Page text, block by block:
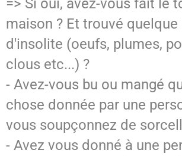
=> Si oui, avez-vous fait le
maison ? Et trouvé quelque
d'insolite (oeufs, plumes,
clous etc...) ?
- Avez-vous bu ou mangé
chose donnée par une
vous soupçonnez de
- Avez vous donné à une